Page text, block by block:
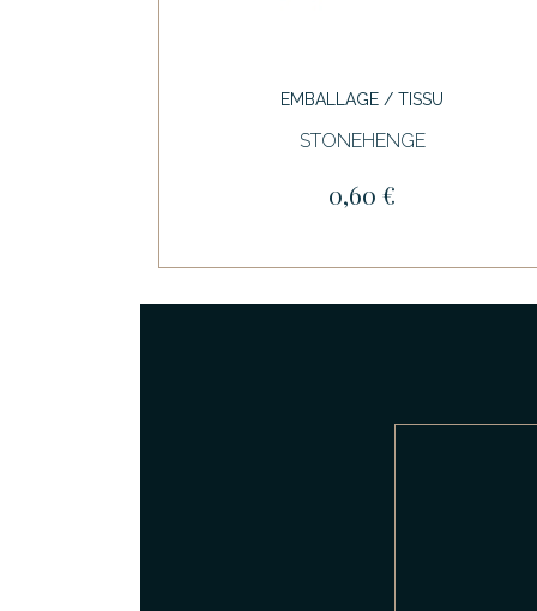
EMBALLAGE / TISSU
STONEHENGE
0,60 €